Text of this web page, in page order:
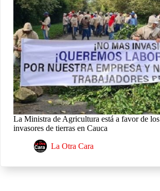
La Ministra de Agricultura está a favor de los
invasores de tierras en Cauca
La Otra Cara